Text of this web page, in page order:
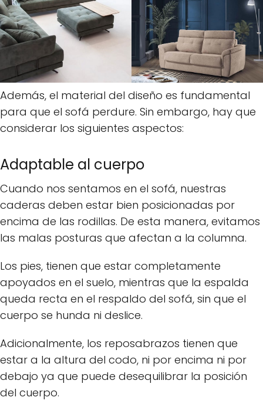
Además, el material del diseño es fundamental
para que el sofá perdure. Sin embargo, hay que
considerar los siguientes aspectos:
Adaptable al cuerpo
Cuando nos sentamos en el sofá, nuestras
caderas deben estar bien posicionadas por
encima de las rodillas. De esta manera, evitamos
las malas posturas que afectan a la columna.
Los pies, tienen que estar completamente
apoyados en el suelo, mientras que la espalda
queda recta en el respaldo del sofá, sin que el
cuerpo se hunda ni deslice.
Adicionalmente, los reposabrazos tienen que
estar a la altura del codo, ni por encima ni por
debajo ya que puede desequilibrar la posición
del cuerpo.